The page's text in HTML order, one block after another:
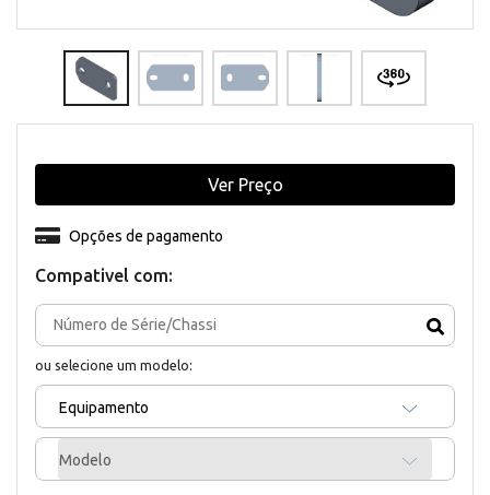
Compativel com:
ou selecione um modelo:
Equipamento
Modelo
Opções de pagamento
Ver Preço